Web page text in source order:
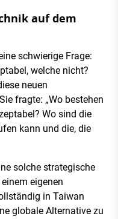
auf dem
schwierige Frage:
welche nicht?
neuen
fragte: „Wo bestehen
Wo sind die
kann und die, die
solche strategische
eigenen
in Taiwan
globale Alternative zu